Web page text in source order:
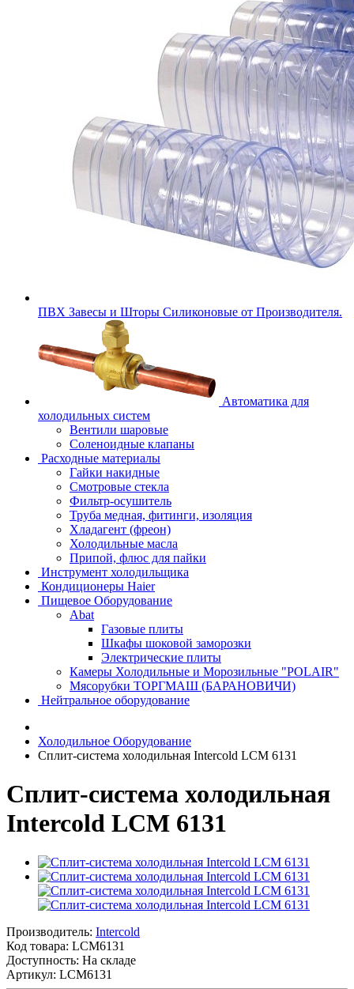
ПВХ Завесы и Шторы Силиконовые от Производителя.
Автоматика для
холодильных систем
Вентили шаровые
Соленоидные клапаны
Расходные материалы
Гайки накидные
Смотровые стекла
Фильтр-осушитель
Труба медная, фитинги, изоляция
Хладагент (фреон)
Холодильные масла
Припой, флюс для пайки
Инструмент холодильщика
Кондиционеры Haier
Пищевое Оборудование
Abat
Газовые плиты
Шкафы шоковой заморозки
Электрические плиты
Камеры Холодильные и Морозильные "POLAIR"
Мясорубки ТОРГМАШ (БАРАНОВИЧИ)
Нейтральное оборудование
Холодильное Оборудование
Сплит-система холодильная Intercold LCM 6131
Сплит-система холодильная
Intercold LCM 6131
Производитель: Intercold
Код товара: LCM6131
Доступность: На складе
Артикул: LCM6131